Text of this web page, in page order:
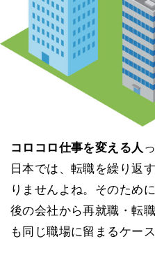
コロコロ仕事を変える人
日本では、転職を繰り返
りませんよね。そのため
後の会社から再就職・転
も同じ職場に留まるケー